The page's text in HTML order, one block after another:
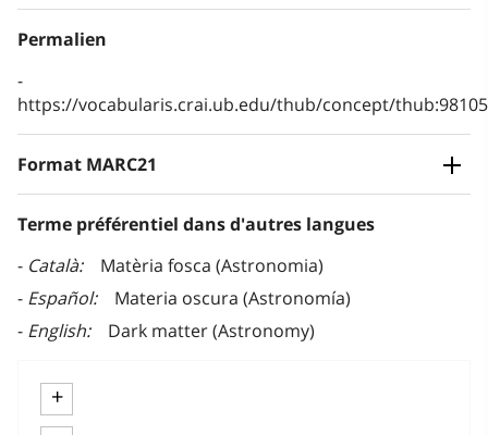
Permalien
https://vocabularis.crai.ub.edu/thub/concept/
Format MARC21
Terme préférentiel dans d'autres langues
Català
Matèria fosca (Astronomia)
Español
Materia oscura (Astronomía)
English
Dark matter (Astronomy)
+